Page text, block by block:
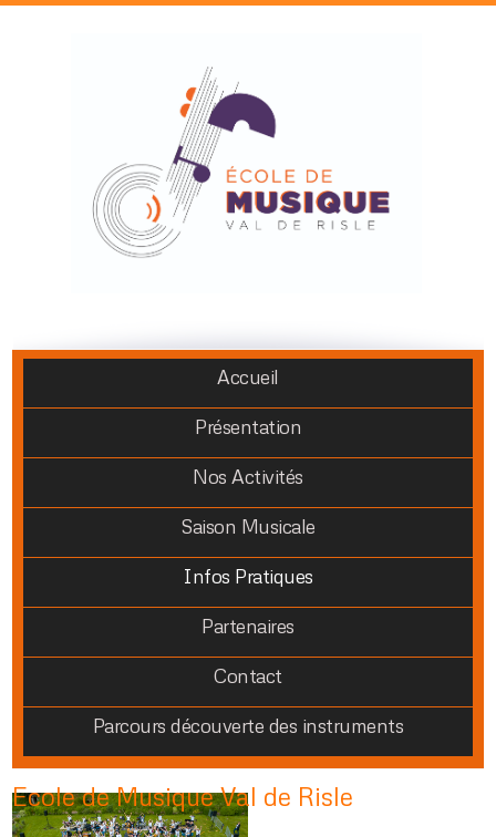
Accueil
Présentation
Nos Activités
Saison Musicale
Infos Pratiques
Partenaires
Contact
Parcours découverte des instruments
Ecole de Musique Val de Risle